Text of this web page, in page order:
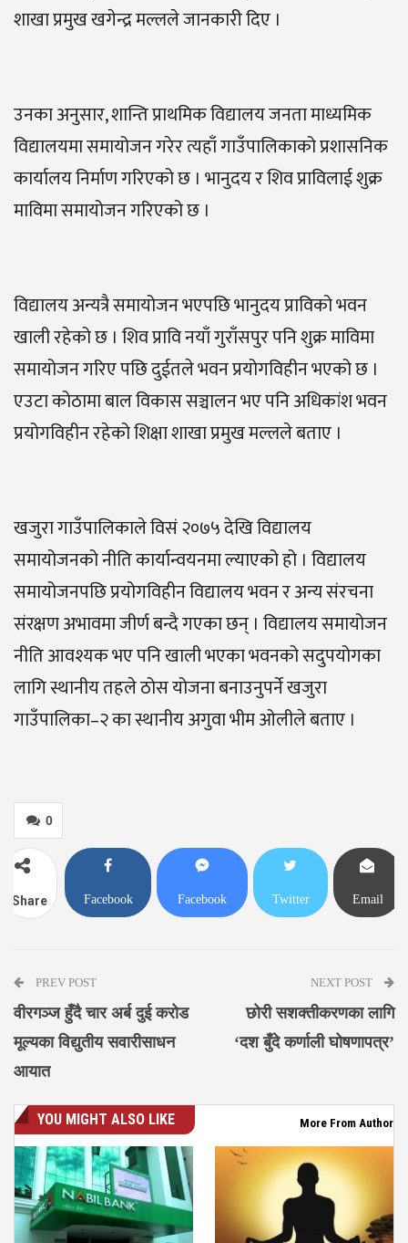
शाखा प्रमुख खगेन्द्र मल्लले जानकारी दिए ।
उनका अनुसार, शान्ति प्राथमिक विद्यालय जनता माध्यमिक
विद्यालयमा समायोजन गरेर त्यहाँ गाउँपालिकाको प्रशासनिक
कार्यालय निर्माण गरिएको छ । भानुदय र शिव प्राविलाई शुक्र
माविमा समायोजन गरिएको छ ।
विद्यालय अन्यत्रै समायोजन भएपछि भानुदय प्राविको भवन
खाली रहेको छ । शिव प्रावि नयाँ गुराँसपुर पनि शुक्र माविमा
समायोजन गरिए पछि दुईतले भवन प्रयोगविहीन भएको छ ।
एउटा कोठामा बाल विकास सञ्चालन भए पनि अधिकांश भवन
प्रयोगविहीन रहेको शिक्षा शाखा प्रमुख मल्लले बताए ।
खजुरा गाउँपालिकाले विसं २०७५ देखि विद्यालय
समायोजनको नीति कार्यान्वयनमा ल्याएको हो । विद्यालय
समायोजनपछि प्रयोगविहीन विद्यालय भवन र अन्य संरचना
संरक्षण अभावमा जीर्ण बन्दै गएका छन् । विद्यालय समायोजन
नीति आवश्यक भए पनि खाली भएका भवनको सदुपयोगका
लागि स्थानीय तहले ठोस योजना बनाउनुपर्ने खजुरा
गाउँपालिका–२ का स्थानीय अगुवा भीम ओलीले बताए ।
0
Share Facebook Facebook Twitter Email
PREV POST
वीरगञ्ज हुँदै चार अर्ब दुई करोड
मूल्यका विद्युतीय सवारीसाधन
आयात
NEXT POST
छोरी सशक्तीकरणका लागि
‘दश बुँदे कर्णाली घोषणापत्र’
YOU MIGHT ALSO LIKE More From Author